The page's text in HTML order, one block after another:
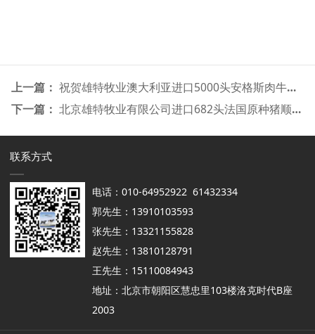
上一篇： 祝贺雄特牧业澳大利亚进口5000头安格斯肉牛顺利抵达京唐港
下一篇： 北京雄特牧业有限公司进口682头法国原种猪顺利抵港
联系方式
电话：010-64952922 61432334
郭先生：13910103593
张先生：13321155828
赵先生：13810128791
王先生：15110084943
地址：北京市朝阳区慧忠里103楼洛克时代B座
2003